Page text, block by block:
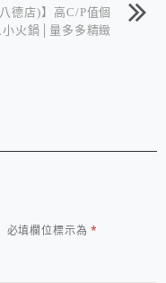
德店)】高C/P值個
小火鍋│量多多精緻
必填欄位標示為*